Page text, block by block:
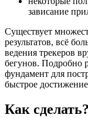
зависание
Существует
результатов, всё
ведения трекеров
бегунов. Подробно
фундамент для
быстрое
Как сделать?